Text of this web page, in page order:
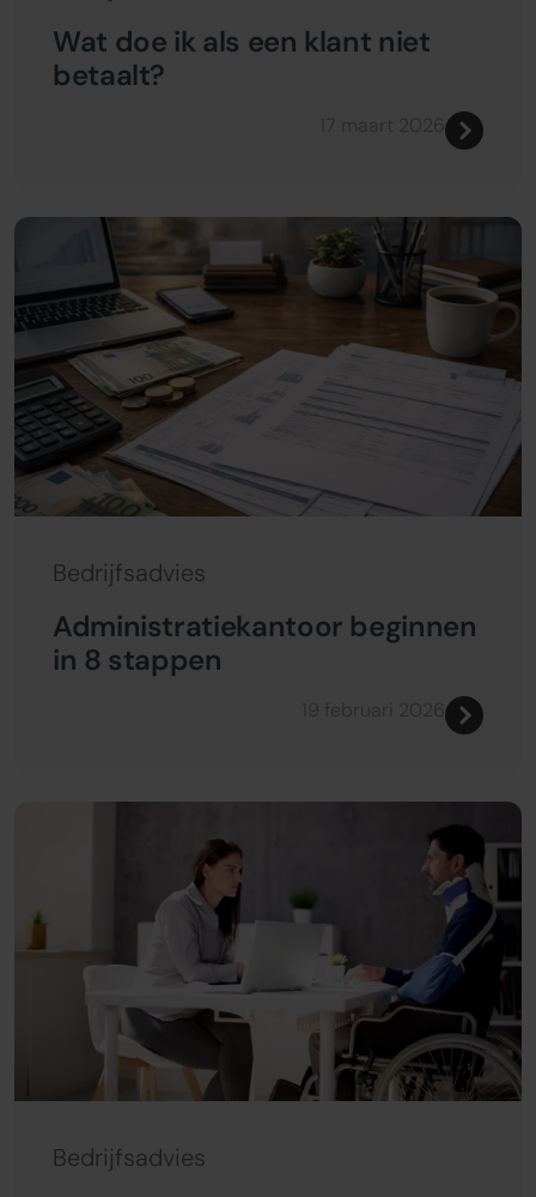
Wat doe ik als een klant niet
betaalt?
Bedrijfsadvies
Administratiekantoor beginnen
in 8 stappen
Bedrijfsadvies